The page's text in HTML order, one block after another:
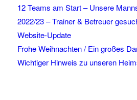
12 Teams am Start – Unsere
2022/23 – Trainer & Betreuer
Website-Update
Frohe Weihnachten / Ein großes
Wichtiger Hinweis zu unseren